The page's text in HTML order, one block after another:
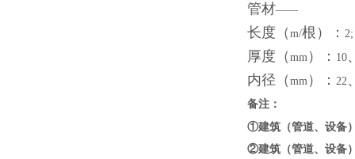
管材——
长度（ m/根）： 2;
厚度（ mm ）： 10
内径（ mm ）： 22
备注：
①建筑（管道、设备
②建筑（管道、设备